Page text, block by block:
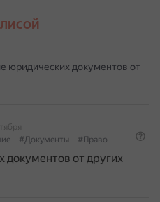
юридических документов от
#Документы #Право
документов от других